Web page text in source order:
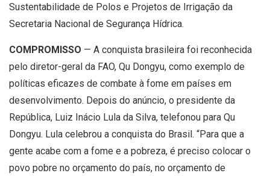
Sustentabilidade de Polos e Projetos de Irrigação da
Secretaria Nacional de Segurança Hídrica.
COMPROMISSO — A conquista brasileira foi reconhecida
pelo diretor-geral da FAO, Qu Dongyu, como exemplo de
políticas eficazes de combate à fome em países em
desenvolvimento. Depois do anúncio, o presidente da
República, Luiz Inácio Lula da Silva, telefonou para Qu
Dongyu. Lula celebrou a conquista do Brasil. “Para que a
gente acabe com a fome e a pobreza, é preciso colocar o
povo pobre no orçamento do país, no orçamento de